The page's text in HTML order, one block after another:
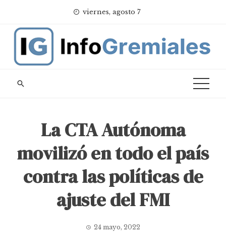
content
viernes, agosto 7
La CTA Autónoma
movilizó en todo el país
contra las políticas de
ajuste del FMI
24 mayo, 2022